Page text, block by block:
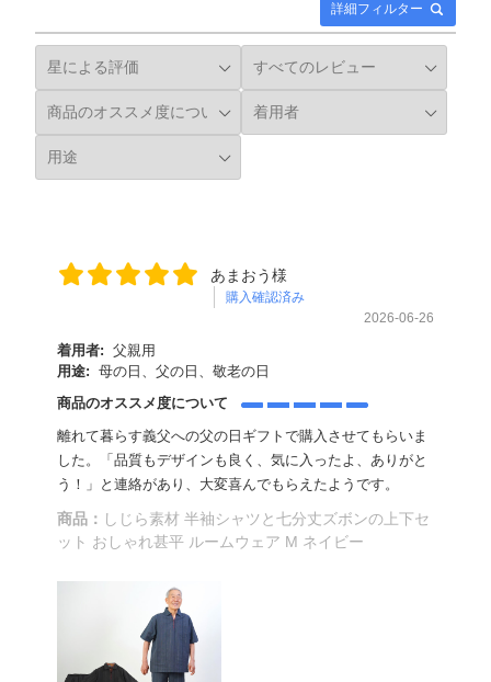
詳細フィルター
あまおう様
購入確認済み
2026-06-26
着用者: 父親用
用途: 母の日、父の日、敬老の日
商品のオススメ度について
離れて暮らす義父への父の日ギフトで購入させてもらいま
した。「品質もデザインも良く、気に入ったよ、ありがと
う！」と連絡があり、大変喜んでもらえたようです。
商品： しじら素材 半袖シャツと七分丈ズボンの上下セ
ット おしゃれ甚平 ルームウェア M ネイビー